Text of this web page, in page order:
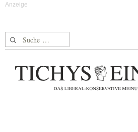
Suche nach: